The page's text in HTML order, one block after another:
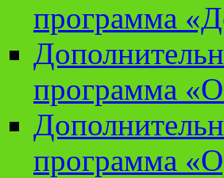
программа
программа
программа